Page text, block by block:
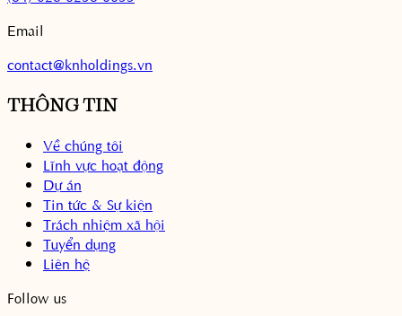
Email
contact@knholdings.vn
THÔNG TIN
Về chúng tôi
Lĩnh vực hoạt động
Dự án
Tin tức & Sự kiện
Trách nhiệm xã hội
Tuyển dụng
Liên hệ
Follow us